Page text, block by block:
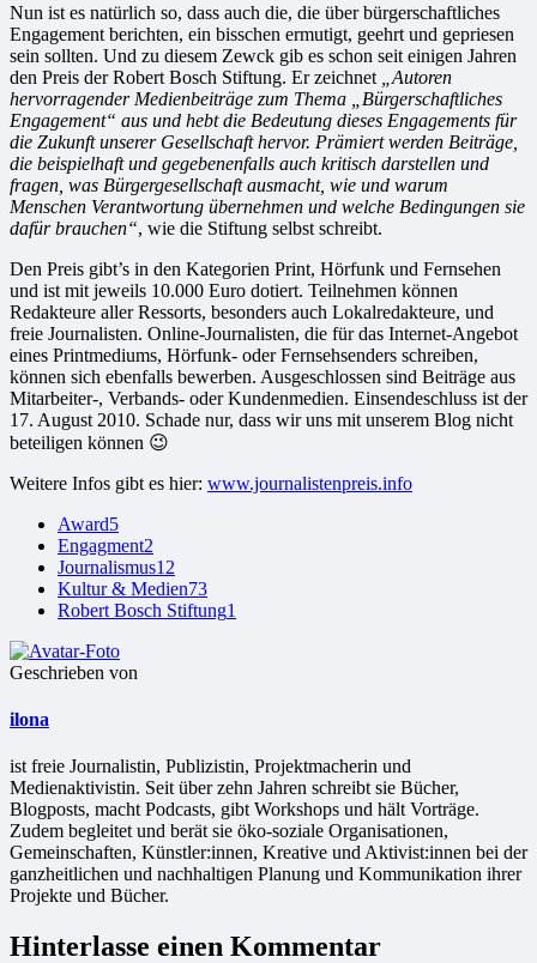
Nun ist es natürlich so, dass auch die, die über bürgerschaftliches
Engagement berichten, ein bisschen ermutigt, geehrt und gepriesen
sein sollten. Und zu diesem Zewck gib es schon seit einigen Jahren
den Preis der Robert Bosch Stiftung. Er zeichnet
„Autoren
hervorragender Medienbeiträge zum Thema „Bürgerschaftliches
Engagement“ aus und hebt die Bedeutung dieses Engagements für
die Zukunft unserer Gesellschaft hervor. Prämiert werden Beiträge,
die beispielhaft und gegebenenfalls auch kritisch darstellen und
fragen, was Bürgergesellschaft ausmacht, wie und warum
Menschen Verantwortung übernehmen und welche Bedingungen sie
dafür brauchen“, wie die Stiftung selbst schreibt.
Den Preis gibt’s in den Kategorien Print, Hörfunk und Fernsehen
und ist mit jeweils 10.000 Euro dotiert. Teilnehmen können
Redakteure aller Ressorts, besonders auch Lokalredakteure, und
freie Journalisten. Online-Journalisten, die für das Internet-Angebot
eines Printmediums, Hörfunk- oder Fernsehsenders schreiben,
können sich ebenfalls bewerben. Ausgeschlossen sind Beiträge aus
Mitarbeiter-, Verbands- oder Kundenmedien. Einsendeschluss ist der
17. August 2010. Schade nur, dass wir uns mit unserem Blog nicht
beteiligen können 😉
Weitere Infos gibt es hier: www.journalistenpreis.info
Award5
Engagment2
Journalismus12
Kultur & Medien73
Robert Bosch Stiftung1
Geschrieben von
ilona
ist freie Jour­na­lis­tin, Publizistin, Projekt­ma­che­rin und
Medienaktivistin. Seit über zehn Jahren schreibt sie Bücher,
Blogposts, macht Podcasts, gibt Workshops und hält Vorträge.
Zudem begleitet und berät sie öko-soziale Organisationen,
Gemeinschaften, Künstler:innen, Kreative und Aktivist:innen bei der
ganzheitlichen und nachhaltigen Planung und Kommunikation ihrer
Projekte und Bücher.
Hinterlasse einen Kommentar